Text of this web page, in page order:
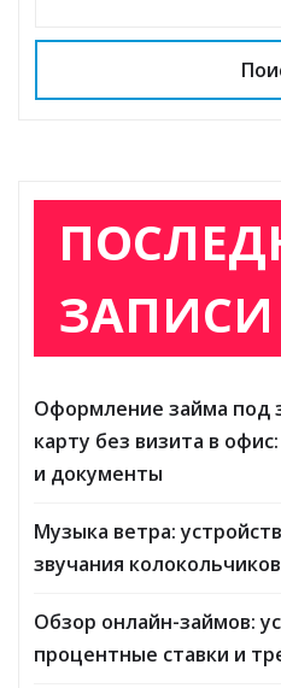
ss
ki
p
ЗАПИСИ
Оформление займа под
карту без визита в
и документы
Музыка ветра:
звучания колокольчиков
Обзор онлайн-займов:
процентные ставки и